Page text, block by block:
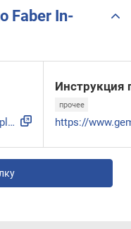
Faber In-
https://www.gemma.hr/wp-content/uploads/2021/09/LI_991.0577...
Инструкция
прочее